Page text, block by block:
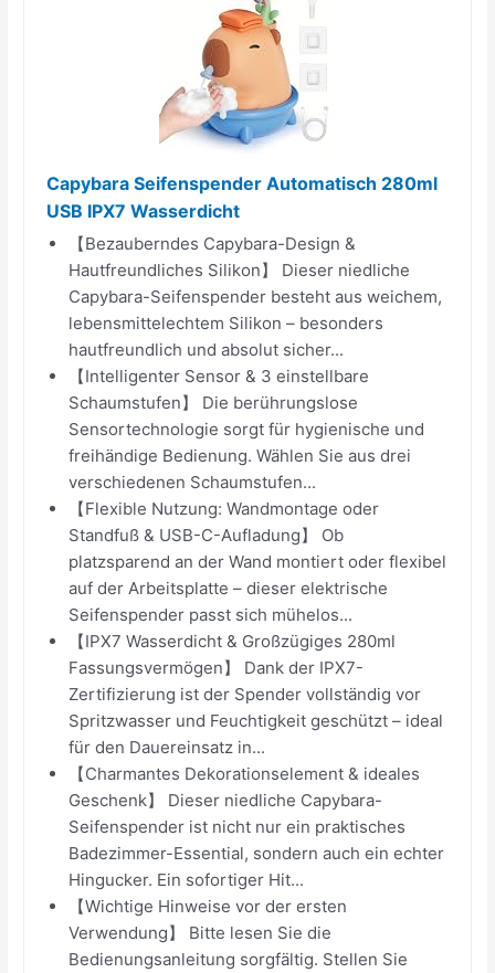
Capybara Seifenspender Automatisch 280ml
USB IPX7 Wasserdicht
【Bezauberndes Capybara-Design &
Hautfreundliches Silikon】 Dieser niedliche
Capybara-Seifenspender besteht aus weichem,
lebensmittelechtem Silikon – besonders
hautfreundlich und absolut sicher...
【Intelligenter Sensor & 3 einstellbare
Schaumstufen】 Die berührungslose
Sensortechnologie sorgt für hygienische und
freihändige Bedienung. Wählen Sie aus drei
verschiedenen Schaumstufen...
【Flexible Nutzung: Wandmontage oder
Standfuß & USB-C-Aufladung】 Ob
platzsparend an der Wand montiert oder flexibel
auf der Arbeitsplatte – dieser elektrische
Seifenspender passt sich mühelos...
【IPX7 Wasserdicht & Großzügiges 280ml
Fassungsvermögen】 Dank der IPX7-
Zertifizierung ist der Spender vollständig vor
Spritzwasser und Feuchtigkeit geschützt – ideal
für den Dauereinsatz in...
【Charmantes Dekorationselement & ideales
Geschenk】 Dieser niedliche Capybara-
Seifenspender ist nicht nur ein praktisches
Badezimmer-Essential, sondern auch ein echter
Hingucker. Ein sofortiger Hit...
【Wichtige Hinweise vor der ersten
Verwendung】 Bitte lesen Sie die
Bedienungsanleitung sorgfältig. Stellen Sie